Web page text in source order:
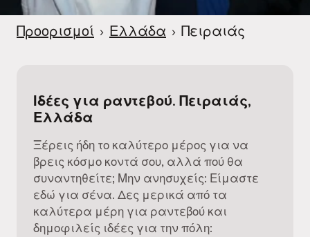
Προορισμοί › Ελλάδα › Πειραιάς
Ιδέες για ραντεβού. Πειραιάς,
Ελλάδα
Ξέρεις ήδη το καλύτερο μέρος για να
βρεις κόσμο κοντά σου, αλλά πού θα
συναντηθείτε; Μην ανησυχείς: Είμαστε
εδώ για σένα. Δες μερικά από τα
καλύτερα μέρη για ραντεβού και
δημοφιλείς ιδέες για την πόλη: